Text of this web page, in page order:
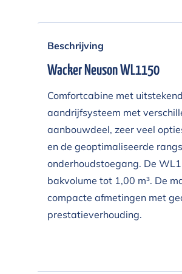
Beschrijving
Wacker Neuson WL1150
Comfortcabine met
aandrijfsysteem met
aanbouwdeel, zeer veel
en de geoptimaliseerde
onderhoudstoegang. De
bakvolume tot 1,00 m³. De
compacte afmetingen met
prestatieverhouding.